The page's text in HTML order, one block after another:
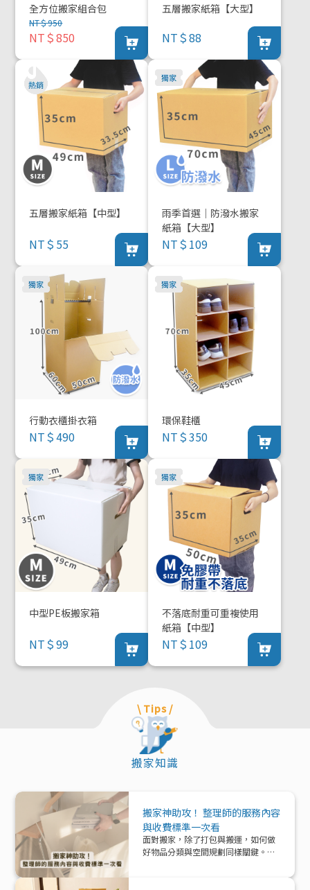
全方位搬家組合包
NT＄950
NT＄850
五層搬家紙箱【大型】
NT＄88
五層搬家紙箱【中型】
NT＄55
雨季首選｜防潑水搬家
紙箱【大型】
NT＄109
行動衣櫃掛衣箱
NT＄490
環保鞋櫃
NT＄350
中型PE板搬家箱
NT＄99
不落底耐重可重複使用
紙箱【中型】
NT＄109
\ Tips /
搬家知識
搬家神助攻！ 整理師的服務內容
與收費標準一次看
面對搬家，除了打包與搬運，如何做
好物品分類與空間規劃同樣關鍵。本